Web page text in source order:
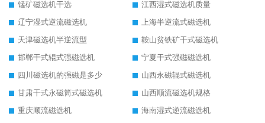
锰矿磁选机干选
江西湿式磁选机质量
辽宁湿式逆流磁选机
上海半逆流式磁选机
天津磁选机半逆流型
鞍山贫铁矿干式磁选机
邯郸干式辊式强磁选机
宁夏干式强磁磁选机
四川磁选机的强磁是多少
山西永磁辊式磁选机
甘肃干式永磁筒式磁选机
山西顺流磁选机规格
重庆顺流磁选机
海南湿式逆流磁选机